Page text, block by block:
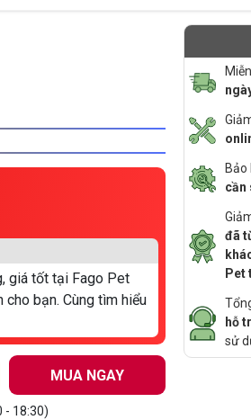
giá tốt tại Fago Pet
bạn. Cùng tìm hiểu
MUA NGAY
- 18:30)
cần
đã
Pet
hỗ
sử